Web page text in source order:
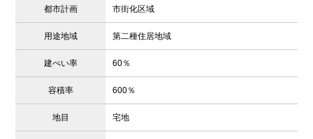
都市計画 市街化区域
用途地域 第二種住居地域
建ぺい率 60％
容積率 600％
地目 宅地